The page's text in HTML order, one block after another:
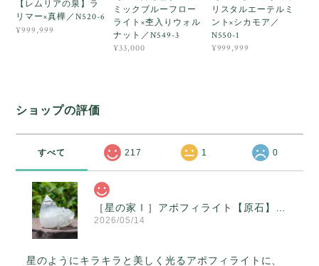
【レムリアの泉】ラ
リマー×真樺／N520-6
¥999,999
ミックブルーフロー
ライト×杢入りウォル
ナット／N549-3
¥33,000
リスタルエーテルミ
ント×シカモア／
N550-1
¥999,999
ショップの評価
すべて 217 1 0
2026/05/14
星のようにキラキラと美しく光るアポフィライトに、